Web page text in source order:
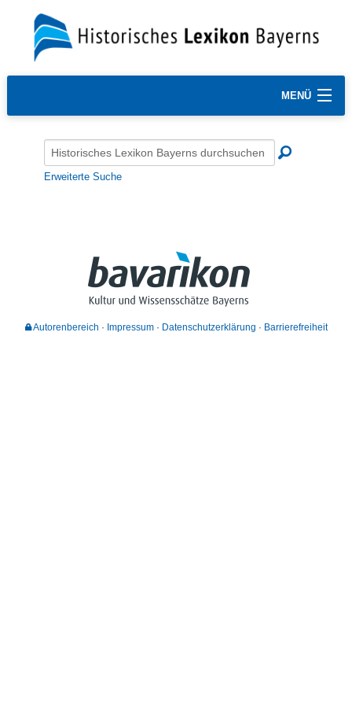
MENÜ
Erweiterte Suche
Autorenbereich Impressum Datenschutzerklärung Barrierefreiheit